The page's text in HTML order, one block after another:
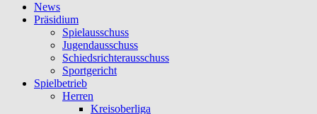
News
Präsidium
Spielausschuss
Jugendausschuss
Schiedsrichterausschuss
Sportgericht
Spielbetrieb
Herren
Kreisoberliga